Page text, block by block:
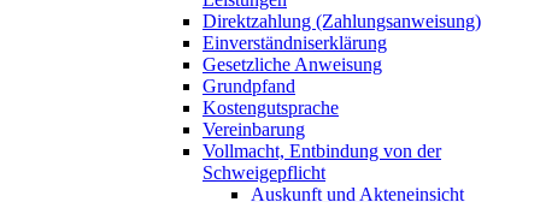
Direktzahlung (Zahlungsanweisung)
Einverständniserklärung
Gesetzliche Anweisung
Grundpfand
Kostengutsprache
Vereinbarung
Vollmacht, Entbindung von der
Schweigepflicht
Auskunft und Akteneinsicht